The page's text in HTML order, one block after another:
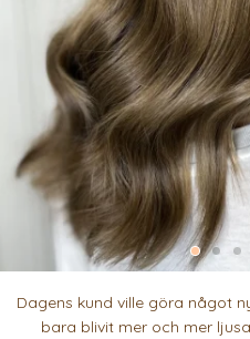
Dagens kund ville göra något
bara blivit mer och mer